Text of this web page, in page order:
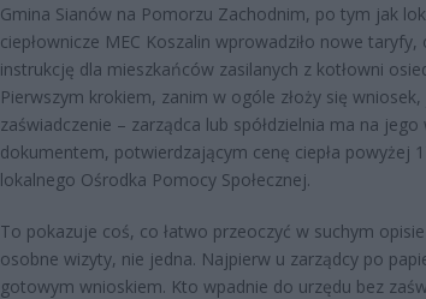
Gmina Sianów na Pomorzu Zachodnim, po tym jak
ciepłownicze MEC Koszalin wprowadziło nowe taryfy,
instrukcję dla mieszkańców zasilanych z kotłowni
Pierwszym krokiem, zanim w ogóle złoży się
zaświadczenie – zarządca lub spółdzielnia ma na jego
dokumentem, potwierdzającym cenę ciepła powyżej
lokalnego Ośrodka Pomocy Społecznej.
To pokazuje coś, co łatwo przeoczyć w suchym
osobne wizyty, nie jedna. Najpierw u zarządcy po
gotowym wnioskiem. Kto wpadnie do urzędu bez